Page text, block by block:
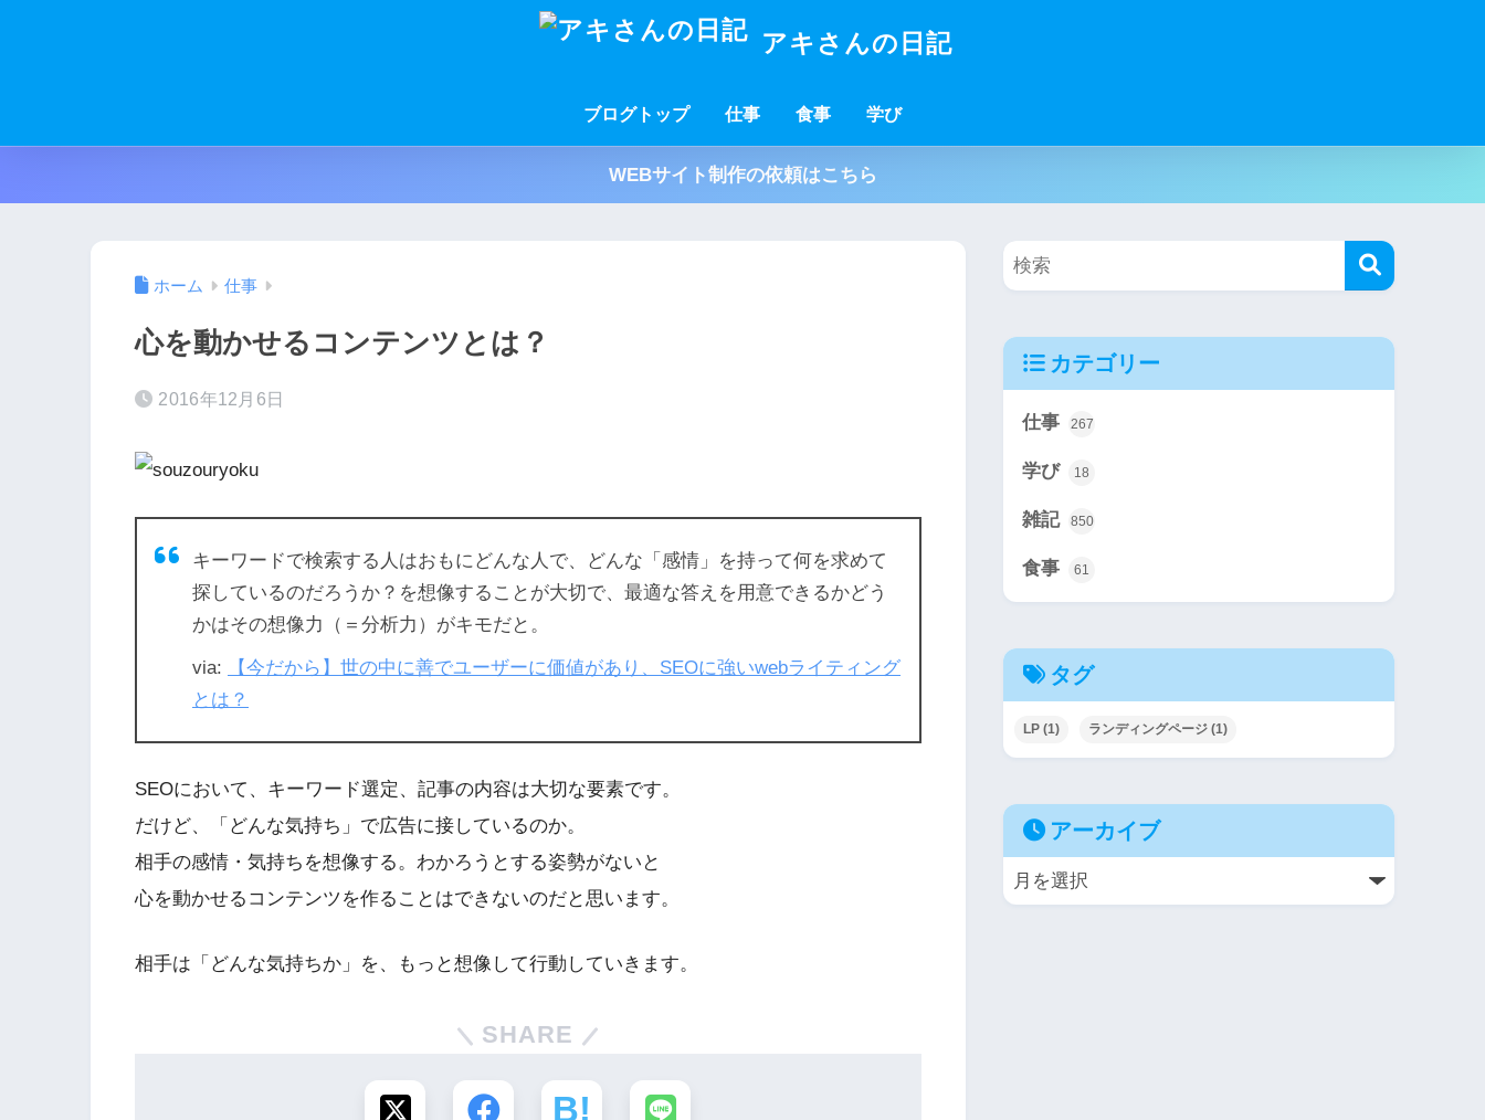
アキさんの日記
ブログトップ 仕事 食事 学び
WEBサイト制作の依頼はこちら
ホーム 仕事
心を動かせるコンテンツとは？
2016年12月6日
キーワードで検索する人はおもにどんな人で、どんな「感情」を持って何を求めて
探しているのだろうか？を想像することが大切で、最適な答えを用意できるかどう
かはその想像力（＝分析力）がキモだと。
via:
【今だから】世の中に善でユーザーに価値があり、SEOに強いwebライティング
とは？
SEOにおいて、キーワード選定、記事の内容は大切な要素です。
だけど、「どんな気持ち」で広告に接しているのか。
相手の感情・気持ちを想像する。わかろうとする姿勢がないと
心を動かせるコンテンツを作ることはできないのだと思います。
相手は「どんな気持ちか」を、もっと想像して行動していきます。
SHARE
カテゴリー
仕事 267
学び 18
雑記 850
食事 61
タグ
LP (1) ランディングページ (1)
アーカイブ